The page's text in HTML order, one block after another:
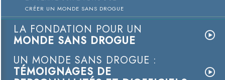
CRÉER UN MONDE SANS DROGUE
LA FONDATION POUR UN
MONDE SANS DROGUE
UN MONDE SANS DROGUE :
TÉMOIGNAGES DE